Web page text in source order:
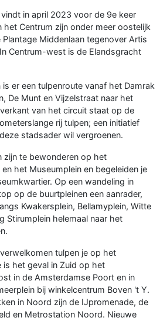
in april 2023 voor de 9e keer
het Centrum zijn onder meer oostelijk
Middenlaan tegenover Artis
Centrum-west is de Elandsgracht
er een tulpenroute vanaf het Damrak
De Munt en Vijzelstraat naar het
van het circuit staat op de
rij tulpen; een initiatief
stadsader wil vergroenen.
zijn te bewonderen op het
het Museumplein en begeleiden je
Op een wandeling in
op de buurtpleinen een aanrader,
Kwakersplein, Bellamyplein, Witte
Stirumplein helemaal naar het
tulpen je op het
het geval in Zuid op het
in de Amsterdamse Poort en in
bij winkelcentrum Boven 't Y.
in Noord zijn de IJpromenade, de
en Metrostation Noord. Nieuwe